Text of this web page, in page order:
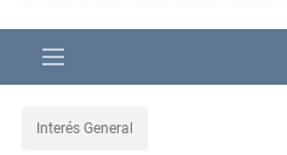
Interés General